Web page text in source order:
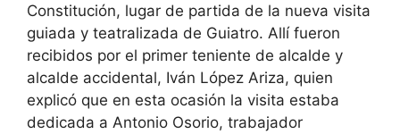
Constitución, lugar de partida de la nueva visita
guiada y teatralizada de Guiatro. Allí fueron
recibidos por el primer teniente de alcalde y
alcalde accidental, Iván López Ariza, quien
explicó que en esta ocasión la visita estaba
dedicada a Antonio Osorio, trabajador